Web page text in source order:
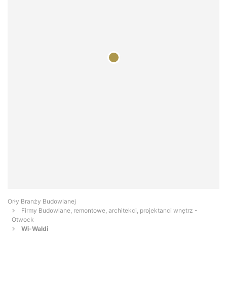
Orły Branży Budowlanej
Firmy Budowlane, remontowe, architekci, projektanci wnętrz -
Otwock
Wi-Waldi